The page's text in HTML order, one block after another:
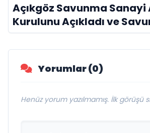
Açıkgöz Savunma Sanayi
Kurulunu Açıkladı ve
Küresel Vizyon Vurgusu
Yorumlar (0)
Henüz yorum yazılmamış. İlk görüşü